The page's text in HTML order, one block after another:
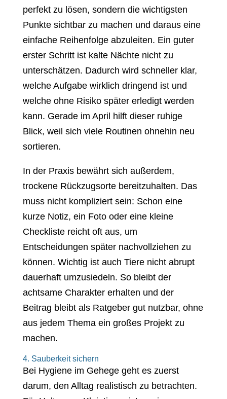
perfekt zu lösen, sondern die wichtigsten
Punkte sichtbar zu machen und daraus eine
einfache Reihenfolge abzuleiten. Ein guter
erster Schritt ist kalte Nächte nicht zu
unterschätzen. Dadurch wird schneller klar,
welche Aufgabe wirklich dringend ist und
welche ohne Risiko später erledigt werden
kann. Gerade im April hilft dieser ruhige
Blick, weil sich viele Routinen ohnehin neu
sortieren.
In der Praxis bewährt sich außerdem,
trockene Rückzugsorte bereitzuhalten. Das
muss nicht kompliziert sein: Schon eine
kurze Notiz, ein Foto oder eine kleine
Checkliste reicht oft aus, um
Entscheidungen später nachvollziehen zu
können. Wichtig ist auch Tiere nicht abrupt
dauerhaft umzusiedeln. So bleibt der
achtsame Charakter erhalten und der
Beitrag bleibt als Ratgeber gut nutzbar, ohne
aus jedem Thema ein großes Projekt zu
machen.
4. Sauberkeit sichern
Bei Hygiene im Gehege geht es zuerst
darum, den Alltag realistisch zu betrachten.